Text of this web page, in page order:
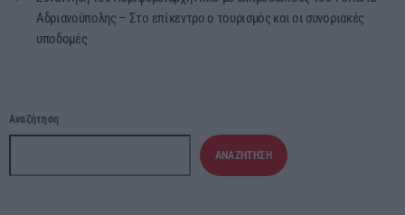
Αδριανούπολης – Στο επίκεντρο ο τουρισμός και οι συνοριακές
υποδομές
Αναζήτηση
ΑΝΑΖΉΤΗΣΗ